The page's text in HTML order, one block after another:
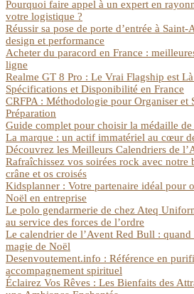
Pourquoi faire appel à un expert en
votre logistique ?
Réussir sa pose de porte d’entrée à
design et performance
Acheter du paracord en France :
ligne
Realme GT 8 Pro : Le Vrai Flagship est
Spécifications et Disponibilité en France
CRFPA : Méthodologie pour Organiser et
Préparation
Guide complet pour choisir la médaille
La marque : un actif immatériel au cœur
Découvrez les Meilleurs Calendriers de
Rafraîchissez vos soirées rock avec notre
crâne et os croisés
Kidsplanner : Votre partenaire idéal pour
Noël en entreprise
Le polo gendarmerie de chez Ateq
au service des forces de l’ordre
Le calendrier de l’Avent Red Bull : quand
magie de Noël
Desenvoutement.info : Référence en
accompagnement spirituel
Éclairez Vos Rêves : Les Bienfaits des